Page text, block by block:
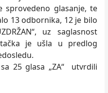
sprovedeno glasanje, te
13 odbornika, 12 je bilo
uz saglasnost
je ušla u predlog
25 glasa „ZА“ utvrdili